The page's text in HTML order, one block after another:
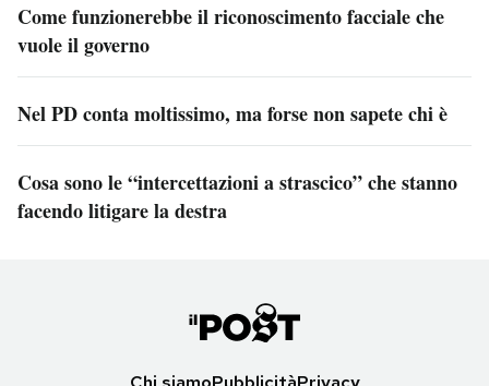
Come funzionerebbe il riconoscimento facciale che
vuole il governo
Nel PD conta moltissimo, ma forse non sapete chi è
Cosa sono le “intercettazioni a strascico” che stanno
facendo litigare la destra